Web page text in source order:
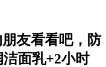
友看看吧，防
洁面乳+2小时